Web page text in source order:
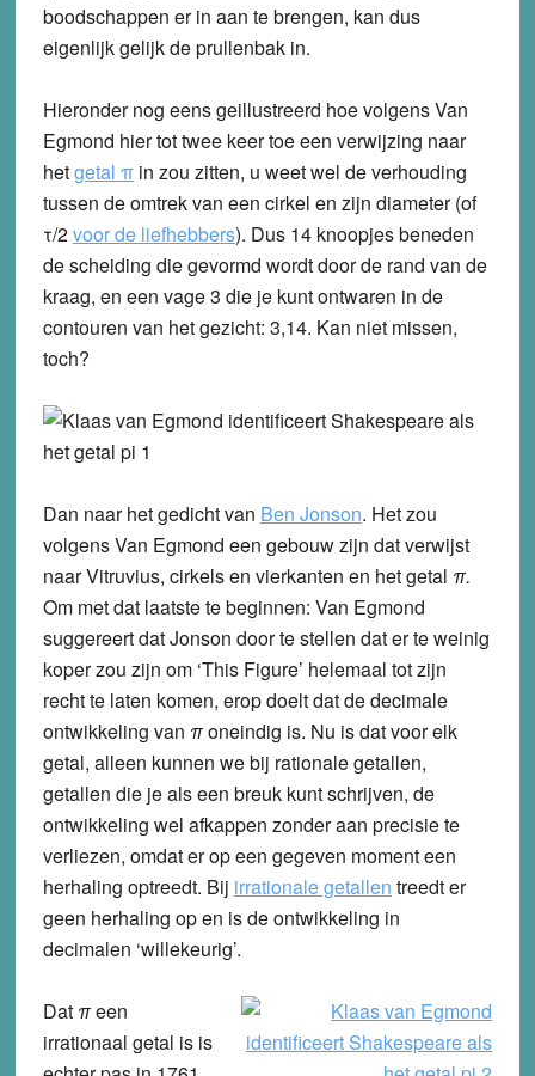
boodschappen er in aan te brengen, kan dus
eigenlijk gelijk de prullenbak in.
Hieronder nog eens geillustreerd hoe volgens Van
Egmond hier tot twee keer toe een verwijzing naar
hetgetal πin zou zitten, u weet wel de verhouding
tussen de omtrek van een cirkel en zijn diameter (of
τ/2voor de liefhebbers). Dus 14 knoopjes beneden
de scheiding die gevormd wordt door de rand van de
kraag, en een vage 3 die je kunt ontwaren in de
contouren van het gezicht: 3,14. Kan niet missen,
toch?
Dan naar het gedicht van Ben Jonson. Het zou
volgens Van Egmond een gebouw zijn dat verwijst
naar Vitruvius, cirkels en vierkanten en het getal π.
Om met dat laatste te beginnen: Van Egmond
suggereert dat Jonson door te stellen dat er te weinig
koper zou zijn om ‘This Figure’ helemaal tot zijn
recht te laten komen, erop doelt dat de decimale
ontwikkeling van πoneindig is. Nu is dat voor elk
getal, alleen kunnen we bij rationale getallen,
getallen die je als een breuk kunt schrijven, de
ontwikkeling wel afkappen zonder aan precisie te
verliezen, omdat er op een gegeven moment een
herhaling optreedt. Bij irrationale getallen treedt er
geen herhaling op en is de ontwikkeling in
decimalen ‘willekeurig’.
Dat πeen
irrationaal getal is is